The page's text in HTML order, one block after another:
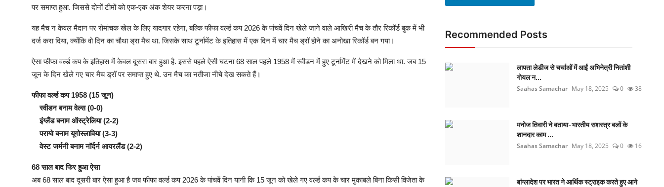
पर समाप्त हुआ. जिससे दोनों टीमों को एक-एक अंक शेयर करना पड़ा।
यह मैच न केवल मैदान पर रोमांचक खेल के लिए यादगार रहेगा, बल्कि फीफा वर्ल्ड कप 2026 के पांचवें दिन खेले जाने वाले आखिरी मैच के तौर रिकॉर्ड बुक में भी
दर्ज करा दिया, क्योंकि वो दिन का चौथा ड्रा मैच था. जिसके साथ टूर्नामेंट के इतिहास में एक दिन में चार मैच ड्रॉ होने का अनोखा रिकॉर्ड बन गया।
ऐसा फीफा वर्ल्ड कप के इतिहास में केवल दूसरा बार हुआ है. इससे पहले ऐसी घटना 68 साल पहले 1958 में स्वीडन में हुए टूर्नामेंट में देखने को मिला था. जब 15
जून के दिन खेले गए चार मैच ड्रॉ पर समाप्त हुए थे. उन मैच का नतीजा नीचे देख सकते हैं।
फीफा वर्ल्ड कप 1958 (15 जून)
स्वीडन बनाम वेल्स (0-0)
इंग्लैंड बनाम ऑस्ट्रेलिया (2-2)
पराग्वे बनाम यूगोस्लाविया (3-3)
वेस्ट जर्मनी बनाम नॉर्दर्न आयरलैंड (2-2)
68 साल बाद फिर हुआ ऐसा
अब 68 साल बाद दूसरी बार ऐसा हुआ है जब फीफा वर्ल्ड कप 2026 के पांचवें दिन यानी कि 15 जून को खेले गए वर्ल्ड कप के चार मुकाबले बिना किसी विजेता के
Recommended Posts
लापता लेडीज से चर्चाओं में आईं अभिनेत्री नितांशी
गोयल न...
Saahas Samachar May 18, 2025 0 38
मनोज तिवारी ने बताया-भारतीय सशस्त्र बलों के
शानदार काम ...
Saahas Samachar May 18, 2025 0 16
बांग्लादेश पर भारत ने आर्थिक स्ट्राइक करते हुए आने